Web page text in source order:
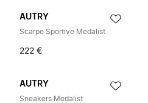
AUTRY
Scarpe Sportive Medalist
222 €
AUTRY
Sneakers Medalist